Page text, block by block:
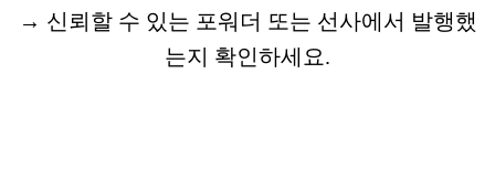
→ 신뢰할 수 있는 포워더 또는 선사에서 발행했
는지 확인하세요.